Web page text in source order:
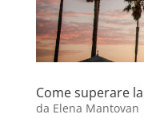
Come superare
da Elena Mantovan